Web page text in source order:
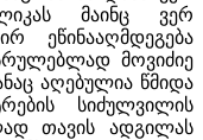
მაინც ვერ
ეწინააღმდეგება
მოვიძიე
აღებულია წმიდა
სიძულვილის
თავის ადგილას